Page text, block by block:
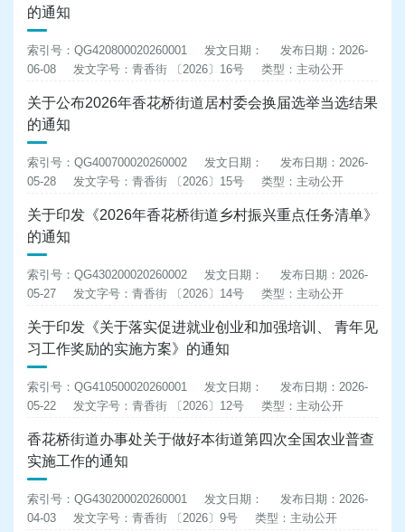
的通知
索引号：QG420800020260001 发文日期：
发布日期：2026-
06-08
发文字号：青香街 〔2026〕16号 类型：主动公开
关于公布2026年香花桥街道居村委会换届选举当选结果
的通知
索引号：QG400700020260002 发文日期：
发布日期：2026-
05-28
发文字号：青香街 〔2026〕15号 类型：主动公开
关于印发《2026年香花桥街道乡村振兴重点任务清单》
的通知
索引号：QG430200020260002 发文日期：
发布日期：2026-
05-27
发文字号：青香街 〔2026〕14号 类型：主动公开
关于印发《关于落实促进就业创业和加强培训、 青年见
习工作奖励的实施方案》的通知
索引号：QG410500020260001 发文日期：
发布日期：2026-
05-22
发文字号：青香街 〔2026〕12号 类型：主动公开
香花桥街道办事处关于做好本街道第四次全国农业普查
实施工作的通知
索引号：QG430200020260001 发文日期：
发布日期：2026-
04-03
发文字号：青香街 〔2026〕9号 类型：主动公开